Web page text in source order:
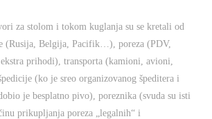
za stolom i tokom kuglanja su se kretali od
(Rusija, Belgija, Pacifik…), poreza (PDV,
prihodi), transporta (kamioni, avioni,
(ko je sreo organizovanog špeditera i
je besplatno pivo), poreznika (svuda su isti
prikupljanja poreza „legalnih“ i